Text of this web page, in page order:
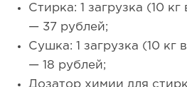
Стирка: 1 загрузка (10
— 37 рублей;
Сушка: 1 загрузка (10
— 18 рублей;
Дозатор химии для